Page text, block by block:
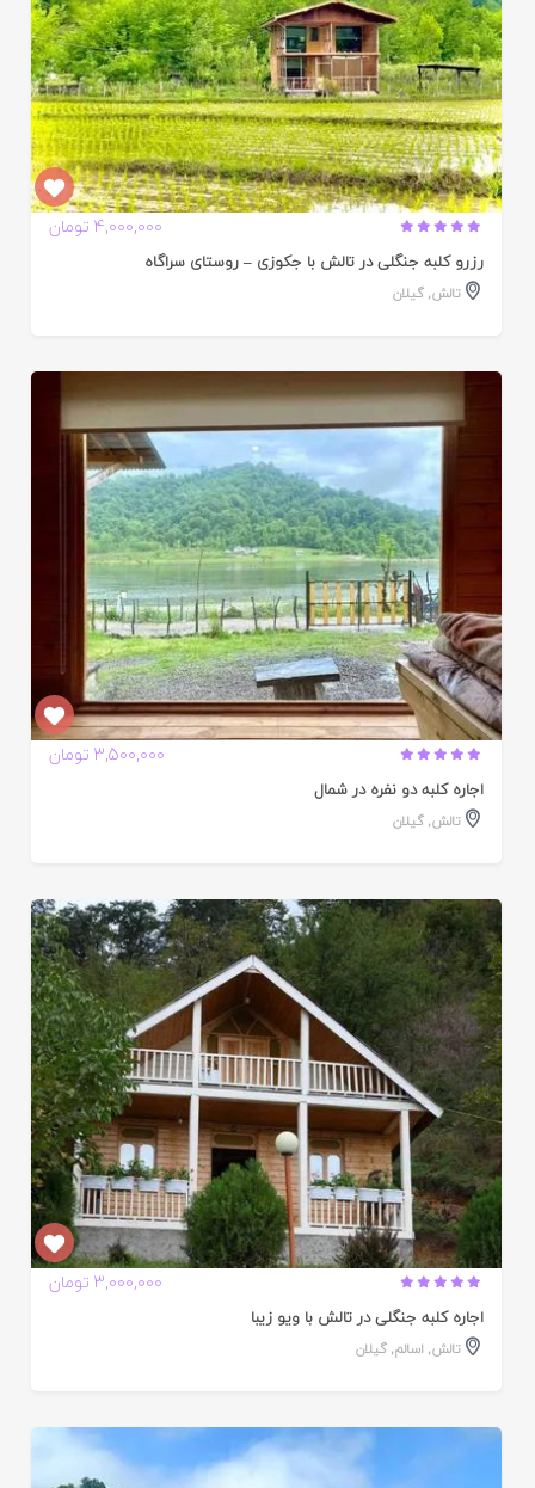
4,000,000 تومان
رزرو کلبه جنگلی در تالش با جکوزی – روستای سراگاه
تالش,گیلان
3,500,000 تومان
اجاره کلبه دو نفره در شمال
تالش,گیلان
3,000,000 تومان
اجاره کلبه جنگلی در تالش با ویو زیبا
تالش, اسالم,گیلان